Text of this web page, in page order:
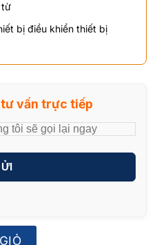
từ
bị điều khiển thiết bị
vấn trực tiếp